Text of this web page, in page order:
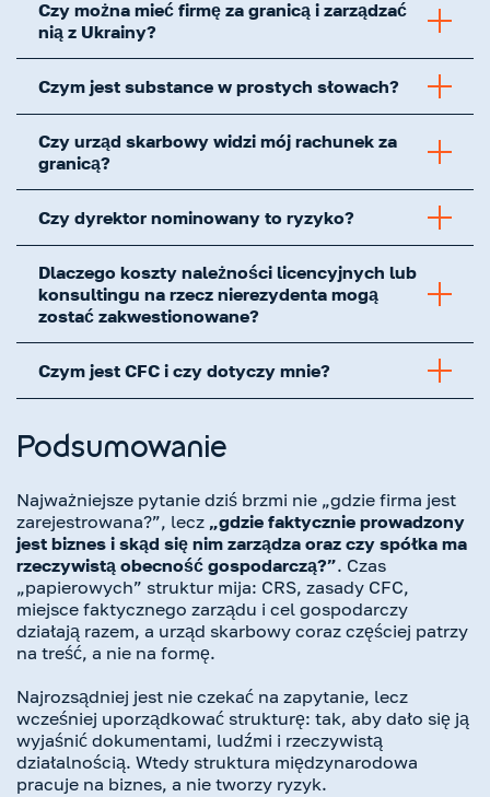
Czy można mieć firmę za granicą i zarządzać
nią z Ukrainy?
Czym jest substance w prostych słowach?
Czy urząd skarbowy widzi mój rachunek za
granicą?
Czy dyrektor nominowany to ryzyko?
Dlaczego koszty należności licencyjnych lub
konsultingu na rzecz nierezydenta mogą
zostać zakwestionowane?
Czym jest CFC i czy dotyczy mnie?
Podsumowanie
Najważniejsze pytanie dziś brzmi nie „gdzie firma jest
zarejestrowana?”, lecz „gdzie faktycznie prowadzony
jest biznes i skąd się nim zarządza oraz czy spółka ma
rzeczywistą obecność gospodarczą?”. Czas
„papierowych” struktur mija: CRS, zasady CFC,
miejsce faktycznego zarządu i cel gospodarczy
działają razem, a urząd skarbowy coraz częściej patrzy
na treść, a nie na formę.
Najrozsądniej jest nie czekać na zapytanie, lecz
wcześniej uporządkować strukturę: tak, aby dało się ją
wyjaśnić dokumentami, ludźmi i rzeczywistą
działalnością. Wtedy struktura międzynarodowa
pracuje na biznes, a nie tworzy ryzyk.